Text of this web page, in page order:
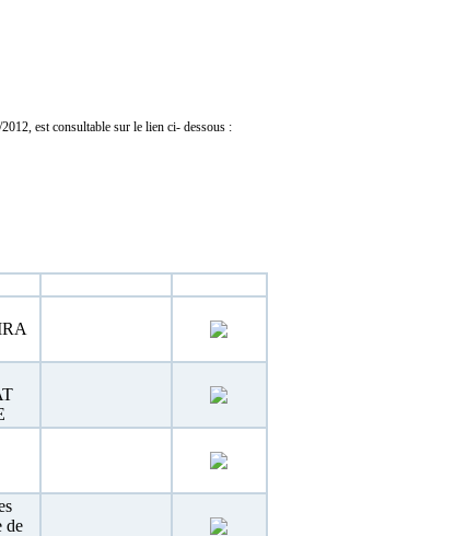
est consultable sur le lien ci- dessous :
de